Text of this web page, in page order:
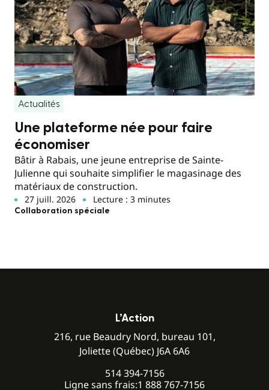
Actualités
Une plateforme née pour faire
économiser
Bâtir à Rabais, une jeune entreprise de Sainte-
Julienne qui souhaite simplifier le magasinage des
matériaux de construction.
27 juill. 2026 Lecture : 3 minutes
Collaboration spéciale
L’Action
216, rue Beaudry Nord, bureau 101,
Joliette (Québec) J6A 6A6
514 394-7156
Ligne sans frais:1 888 767-7156